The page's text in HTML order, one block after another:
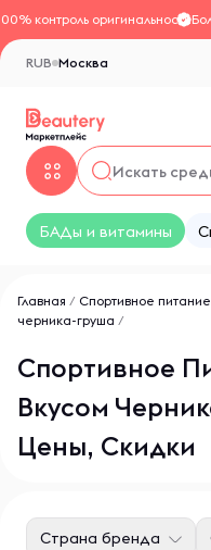
контроль оригинальности
Москва
RUB
БАДы и витамины
Главная / Спортивное питание
черника-груша /
Спортивное
Вкусом
Цены, Скидки
Страна бренда